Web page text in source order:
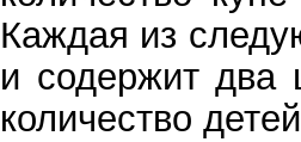
Каждая из
и содержит два
количество